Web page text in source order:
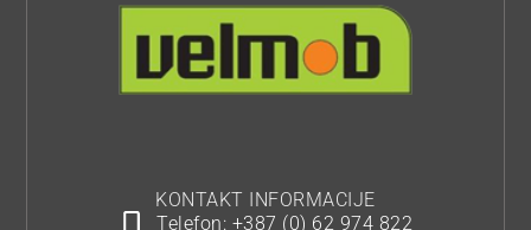
KONTAKT INFORMACIJE
Telefon: +387 (0) 62 974 822